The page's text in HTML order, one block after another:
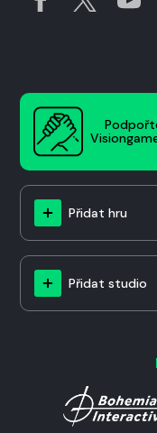
Přidat hru
Přidat studio